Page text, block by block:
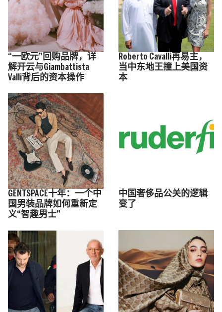
“一欧元”回购品牌，详
解开云与Giambattista
Valli背后的资本操作
Roberto Cavalli再易主，
当中东地王撞上美国资
本
GENTSPACE十年：一个中
国男装品牌如何重新定
义“智趣男士”
中国奢侈品公关的逻辑
变了